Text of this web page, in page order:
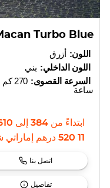
Turbo Blue
اللون: أزرق
اللون الداخلي: بني
السرعة القصوى:
270
ساعة
ابتداءً من 384 إلى
11 520
درهم إماراتي
اتصل بنا
تفاصيل